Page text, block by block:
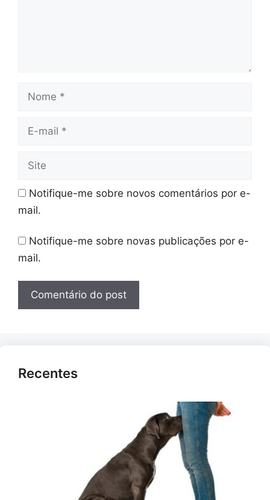
Nome
Site
Notifique-me sobre novos comentários por e-
mail.
Notifique-me sobre novas publicações por e-
mail.
Recentes